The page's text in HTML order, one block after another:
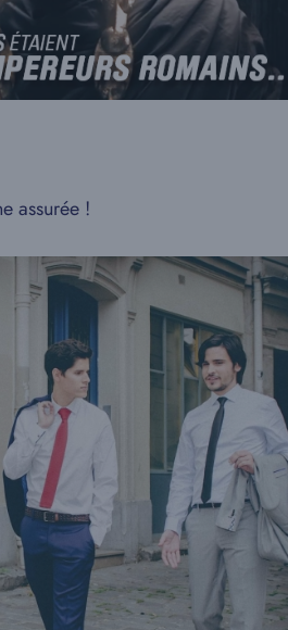
assurée !